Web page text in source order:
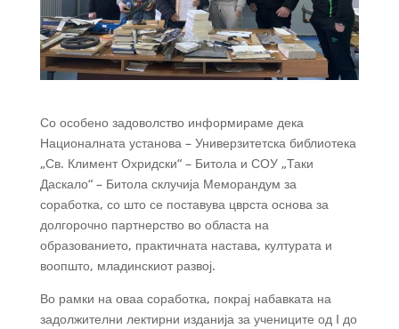
Со особено задоволство информираме дека
Националната установа – Универзитетска библиотека
„Св. Климент Охридски“ – Битола и СОУ „Таки
Даскало“ – Битола склучија Меморандум за
соработка, со што се поставува цврста основа за
долгорочно партнерство во областа на
образованието, практичната настава, културата и
воопшто, младинскиот развој.
Во рамки на оваа соработка, покрај набавката на
задолжителни лектирни изданија за учениците од I до